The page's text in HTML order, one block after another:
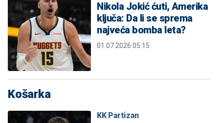
Nikola Jokić ćuti, Amerika
ključa: Da li se sprema
najveća bomba leta?
01.07.2026 05:15
Košarka
KK Partizan